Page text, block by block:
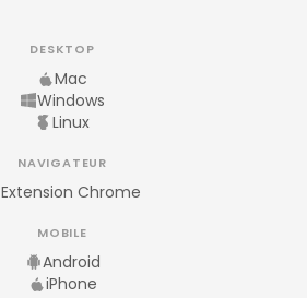
DESKTOP
Mac
Windows
Linux
NAVIGATEUR
Extension Chrome
MOBILE
Android
iPhone